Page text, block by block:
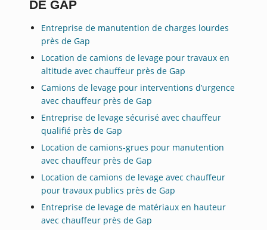
DE GAP
Entreprise de manutention de charges lourdes
près de Gap
Location de camions de levage pour travaux en
altitude avec chauffeur près de Gap
Camions de levage pour interventions d’urgence
avec chauffeur près de Gap
Entreprise de levage sécurisé avec chauffeur
qualifié près de Gap
Location de camions-grues pour manutention
avec chauffeur près de Gap
Location de camions de levage avec chauffeur
pour travaux publics près de Gap
Entreprise de levage de matériaux en hauteur
avec chauffeur près de Gap